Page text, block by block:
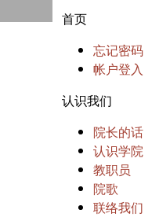
首页
忘记密码
帐户登入
认识我们
院长的话
认识学院
教职员
院歌
联络我们